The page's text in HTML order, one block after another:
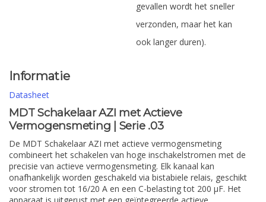
gevallen wordt het sneller
verzonden, maar het kan
ook langer duren).
Informatie
Datasheet
MDT Schakelaar AZI met Actieve
Vermogensmeting | Serie .03
De MDT Schakelaar AZI met actieve vermogensmeting
combineert het schakelen van hoge inschakelstromen met de
precisie van actieve vermogensmeting. Elk kanaal kan
onafhankelijk worden geschakeld via bistabiele relais, geschikt
voor stromen tot 16/20 A en een C-belasting tot 200 µF. Het